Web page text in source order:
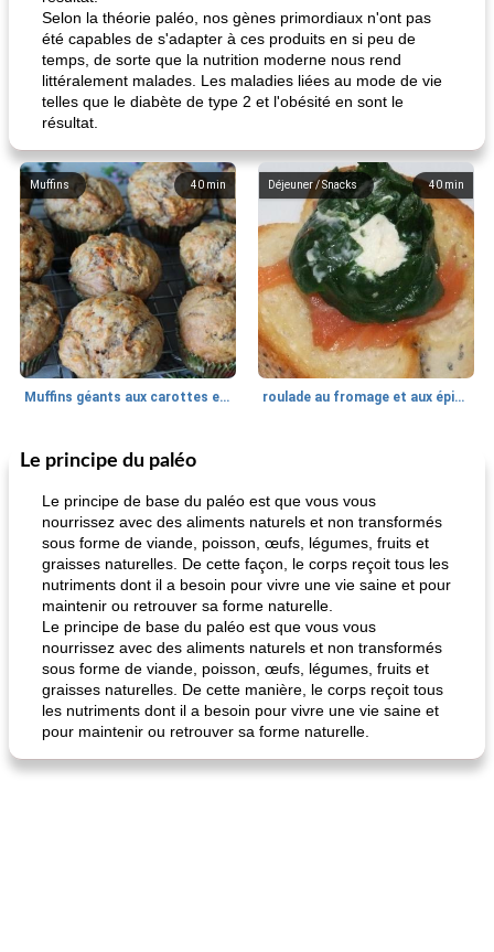
Selon la théorie paléo, nos gènes primordiaux n'ont pas
été capables de s'adapter à ces produits en si peu de
temps, de sorte que la nutrition moderne nous rend
littéralement malades. Les maladies liées au mode de vie
telles que le diabète de type 2 et l'obésité en sont le
résultat.
40 min
Muffins
Muffins géants aux carottes et à la banane de Nif
40 min
Déjeuner / Snacks
roulade au fromage et aux épinards
30
Marques de confiance: recettes et
astuces
fiesta tostadas le méga's jopp joes
Le principe du paléo
Le principe de base du paléo est que vous vous
nourrissez avec des aliments naturels et non transformés
sous forme de viande, poisson, œufs, légumes, fruits et
graisses naturelles. De cette façon, le corps reçoit tous les
nutriments dont il a besoin pour vivre une vie saine et pour
maintenir ou retrouver sa forme naturelle.
Le principe de base du paléo est que vous vous
nourrissez avec des aliments naturels et non transformés
sous forme de viande, poisson, œufs, légumes, fruits et
graisses naturelles. De cette manière, le corps reçoit tous
les nutriments dont il a besoin pour vivre une vie saine et
pour maintenir ou retrouver sa forme naturelle.